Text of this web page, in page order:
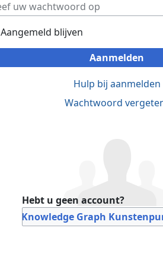
Aangemeld blijven
Aanmelden
Hulp bij aanmelden
Wachtwoord
Hebt u geen account?
Bij Knowledge Graph